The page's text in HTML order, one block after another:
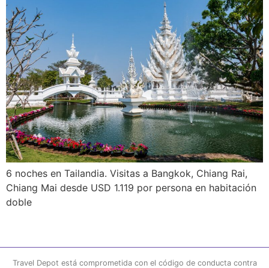
6 noches en Tailandia. Visitas a Bangkok, Chiang Rai,
Chiang Mai desde USD 1.119 por persona en habitación
doble
Travel Depot está comprometida con el código de conducta contra